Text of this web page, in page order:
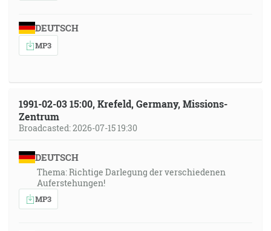
DEUTSCH
MP3
1991-02-03 15:00, Krefeld, Germany, Missions-
Zentrum
Broadcasted: 2026-07-15 19:30
DEUTSCH
Thema: Richtige Darlegung der verschiedenen
Auferstehungen!
MP3